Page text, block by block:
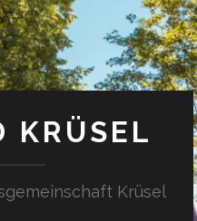
KRÜSEL
Krüsel